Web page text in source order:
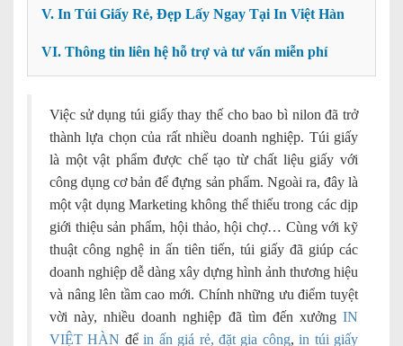
V. In Túi Giấy Rẻ, Đẹp Lấy Ngay Tại In Việt Hàn
VI. Thông tin liên hệ hỗ trợ và tư vấn miễn phí
Việc sử dụng túi giấy thay thế cho bao bì nilon đã trở
thành lựa chọn của rất nhiều doanh nghiệp. Túi giấy
là một vật phẩm được chế tạo từ chất liệu giấy với
công dụng cơ bản để đựng sản phẩm. Ngoài ra, đây là
một vật dụng Marketing không thể thiếu trong các dịp
giới thiệu sản phẩm, hội thảo, hội chợ… Cùng với kỹ
thuật công nghệ in ấn tiên tiến, túi giấy đã giúp các
doanh nghiệp dễ dàng xây dựng hình ảnh thương hiệu
và nâng lên tầm cao mới. Chính những ưu điểm tuyệt
vời này, nhiều doanh nghiệp đã tìm đến xưởng IN
VIỆT HÀN đểin ấn giá rẻ, đặt gia công,in túi giấy